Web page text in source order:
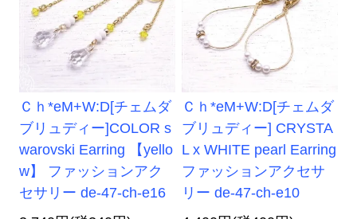
Ｃｈ*eM+W:D[チェムダ
ブリュディー]COLOR s
warovski Earring 【yello
w】 ファッションアク
セサリー de-47-ch-e16
Ｃｈ*eM+W:D[チェムダ
ブリュディー] CRYSTA
L x WHITE pearl Earring
ファッションアクセサ
リー de-47-ch-e10